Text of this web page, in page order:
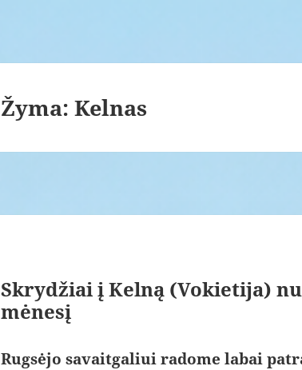
Žyma:Kelnas
Skrydžiai į Kelną (Vokietija)
mėnesį
Rugsėjo savaitgaliui radome labai